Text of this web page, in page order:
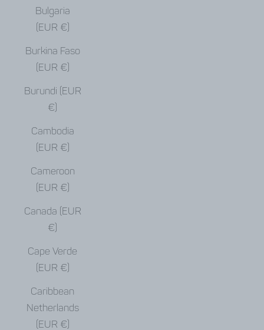
Bulgaria
(EUR €)
Burkina Faso
(EUR €)
Burundi (EUR
€)
Cambodia
(EUR €)
Cameroon
(EUR €)
Canada (EUR
€)
Cape Verde
(EUR €)
Caribbean
Netherlands
(EUR €)